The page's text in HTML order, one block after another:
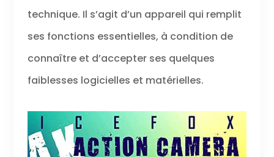
technique. Il s’agit d’un appareil qui remplit
ses fonctions essentielles, à condition de
connaître et d’accepter ses quelques
faiblesses logicielles et matérielles.